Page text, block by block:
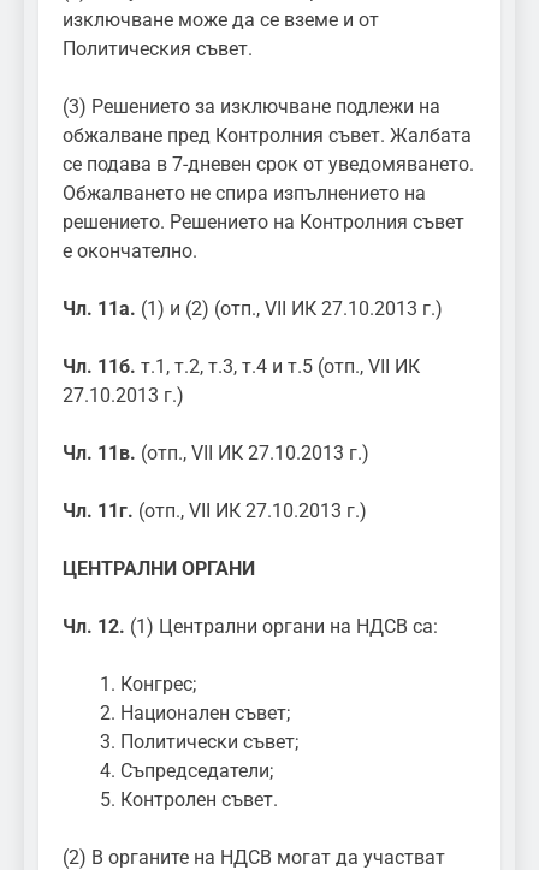
изключване може да се вземе и от
Политическия съвет.
(3) Решението за изключване подлежи на
обжалване пред Контролния съвет. Жалбата
се подава в 7-дневен срок от уведомяването.
Обжалването не спира изпълнението на
решението. Решението на Контролния съвет
е окончателно.
Чл. 11а. (1) и (2) (отп., VII ИК 27.10.2013 г.)
Чл. 11б. т.1, т.2, т.3, т.4 и т.5 (отп., VII ИК
27.10.2013 г.)
Чл. 11в. (отп., VII ИК 27.10.2013 г.)
Чл. 11г. (отп., VII ИК 27.10.2013 г.)
ЦЕНТРАЛНИ ОРГАНИ
Чл. 12. (1) Централни органи на НДСВ са:
Конгрес;
Национален съвет;
Политически съвет;
Съпредседатели;
Контролен съвет.
(2) В органите на НДСВ могат да участват